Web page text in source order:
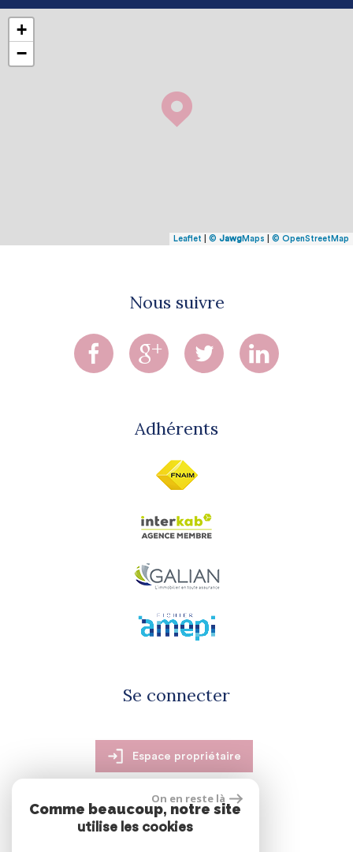
+
−
Leaflet © JawgMaps © OpenStreetMap
Nous suivre
Adhérents
Se connecter
Espace propriétaire
réalisé par
On en reste là
Comme beaucoup, notre site
utilise les cookies